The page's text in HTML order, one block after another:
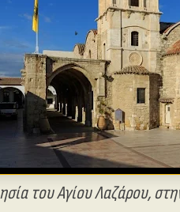
του Αγίου Λαζάρου,